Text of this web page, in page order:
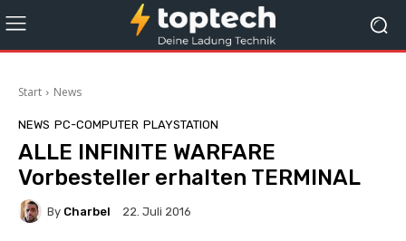
Start News
NEWS PC-COMPUTER PLAYSTATION
ALLE INFINITE WARFARE
Vorbesteller erhalten TERMINAL
By Charbel 22. Juli 2016